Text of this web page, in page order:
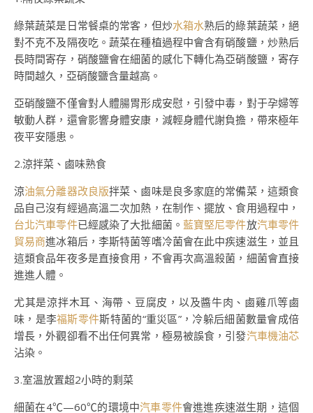
綠葉蔬菜是日常餐桌的常客，但炒水箱水熟后的綠葉蔬菜，絕
對不克不及隔夜吃。蔬菜在種植過程中會含有硝酸鹽，炒熟后
長時間寄存，硝酸鹽會在細菌的感化下轉化為亞硝酸鹽，寄存
時間越久，亞硝酸鹽含量越高。
亞硝酸鹽不僅會對人體腸胃形成安慰，引發中毒，對于孕婦等
敏動人群，還會影響身體安康，減輕身體代謝負擔，帶來極年
夜平安隱患。
2.涼拌菜、鹵味熟食
涼油氣分離器改良版拌菜、鹵味是良多家庭的常備菜，這類食
品自己沒有經過高溫二次加熱，在制作、擺放、食用過程中，
台北汽車零件已經感染了大批細菌。 藍寶堅尼零件放汽車零件
貿易商進冰箱后，李斯特菌等嗜冷菌會在此中疾速滋生，並且
這類食品年夜多是直接食用，不會再次高溫殺菌，細菌會直接
進進人體。
尤其是涼拌木耳、海帶、豆腐皮，以及醬牛肉、鹵雞爪等鹵
味，是李福斯零件斯特菌的“重災區”，冷躲后細菌數量會成倍
增長，外觀卻看不出任何異常，極易被誤食，引發汽車機油芯
沾染。
3.室溫放置超2小時的剩菜
細菌在4℃—60℃的環境中汽車零件會進進疾速滋生期，這個